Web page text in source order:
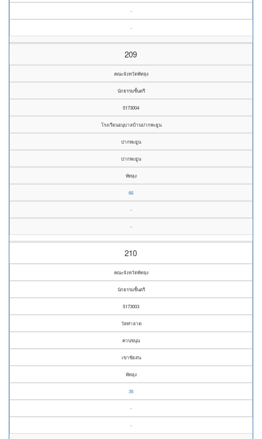
-
-
209
คณะจังหวัดพัทลุง
นักธรรมชั้นตรี
5173004
โรงเรียนอนุบาลบ้านปากพะยูน
ปากพะยูน
ปากพะยูน
พัทลุง
66
-
-
210
คณะจังหวัดพัทลุง
นักธรรมชั้นตรี
5173003
วัดท่าลาด
ควนขนุน
เขาชัยสน
พัทลุง
35
-
-